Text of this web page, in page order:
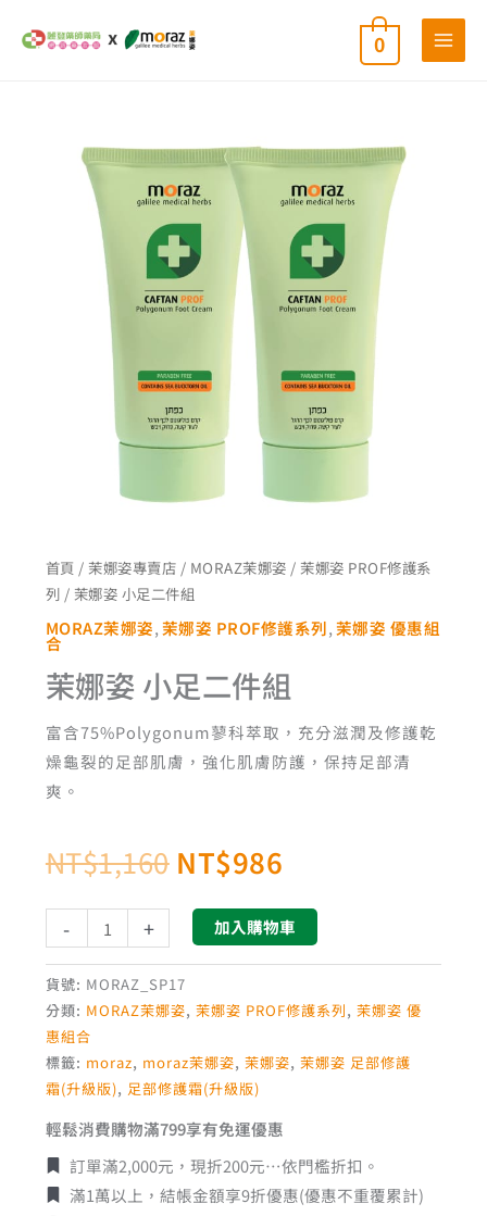
0
首頁 / 茉娜姿專賣店 / MORAZ茉娜姿 / 茉娜姿 PROF修護系
列 / 茉娜姿 小足二件組
MORAZ茉娜姿,茉娜姿 PROF修護系列,茉娜姿 優惠組
合
茉娜姿 小足二件組
富含75%Polygonum蓼科萃取，充分滋潤及修護乾
燥龜裂的足部肌膚，強化肌膚防護，保持足部清
爽。
NT$1,160
原
始
格：
NT$1,160。
NT$986
目
前
格：
NT$986。
- + 加入購物車
貨號: MORAZ_SP17
分類: MORAZ茉娜姿, 茉娜姿 PROF修護系列, 茉娜姿 優
惠組合
標籤: moraz, moraz茉娜姿, 茉娜姿, 茉娜姿 足部修護
霜(升級版), 足部修護霜(升級版)
輕鬆消費購物滿799享有免運優惠
訂單滿2,000元，現折200元…依門檻折扣。
滿1萬以上，結帳金額享9折優惠(優惠不重覆累計)